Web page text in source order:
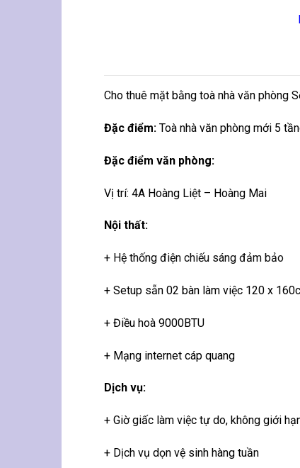
Cho thuê mặt bằng toà nhà văn phòng
Đặc điểm: Toà nhà văn phòng mới 5
Đặc điểm văn phòng:
Vị trí: 4A Hoàng Liệt – Hoàng Mai
Nội thất:
+ Hệ thống điện chiếu sáng đảm bảo
+ Setup sẵn 02 bàn làm việc 120 x
+ Điều hoà 9000BTU
+ Mạng internet cáp quang
Dịch vụ:
+ Giờ giấc làm việc tự do, không giới
+ Dịch vụ dọn vệ sinh hàng tuần